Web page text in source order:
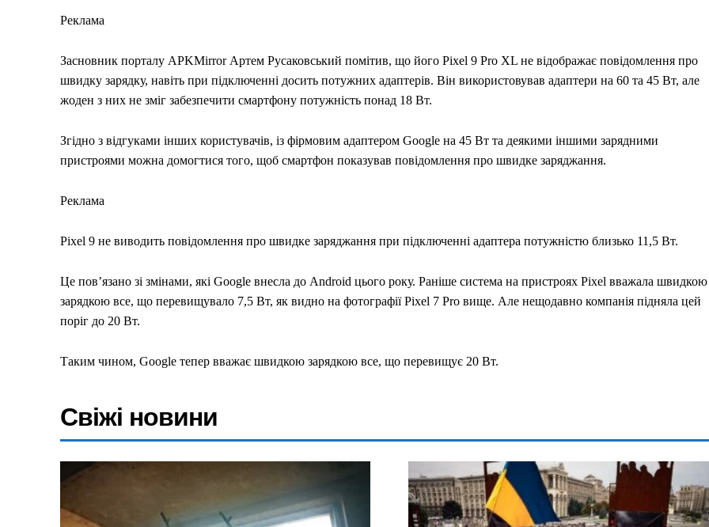
Київ
Технології
Війна
Реклама
Засновник порталу APKMirror Артем Русаковський помітив, що його Pixel 9 Pro XL не відображає повідомлення про
швидку зарядку, навіть при підключенні досить потужних адаптерів. Він використовував адаптери на 60 та 45 Вт, але
жоден з них не зміг забезпечити смартфону потужність понад 18 Вт.
Згідно з відгуками інших користувачів, із фірмовим адаптером Google на 45 Вт та деякими іншими зарядними
пристроями можна домогтися того, щоб смартфон показував повідомлення про швидке заряджання.
Реклама
Pixel 9 не виводить повідомлення про швидке заряджання при підключенні адаптера потужністю близько 11,5 Вт.
Це пов’язано зі змінами, які Google внесла до Android цього року. Раніше система на пристроях Pixel вважала швидкою
зарядкою все, що перевищувало 7,5 Вт, як видно на фотографії Pixel 7 Pro вище. Але нещодавно компанія підняла цей
поріг до 20 Вт.
Таким чином, Google тепер вважає швидкою зарядкою все, що перевищує 20 Вт.
Свіжі новини